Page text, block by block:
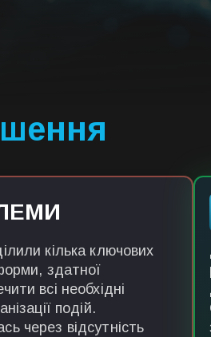
кілька ключових
здатної
всі необхідні
подій.
через відсутність